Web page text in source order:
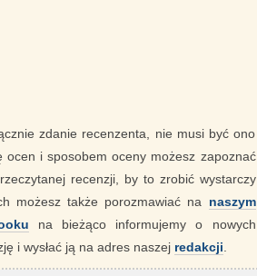
zdanie recenzenta, nie musi być ono
i sposobem oceny możesz zapoznać
recenzji, by to zrobić wystarczy
możesz także porozmawiać na naszym
na bieżąco informujemy o nowych
i wysłać ją na adres naszej redakcji